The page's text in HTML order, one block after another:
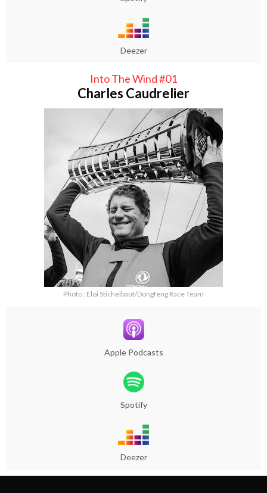
Deezer
Into The Wind #01
Charles Caudrelier
Photo : Eloi Stichelbaut/Dongfeng Race Team
Apple Podcasts
Spotify
Deezer